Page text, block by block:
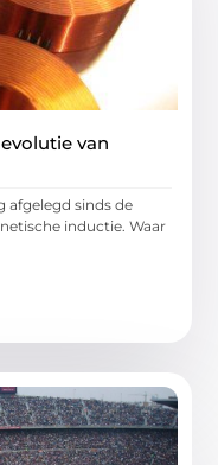
van
afgelegd sinds de
inductie. Waar